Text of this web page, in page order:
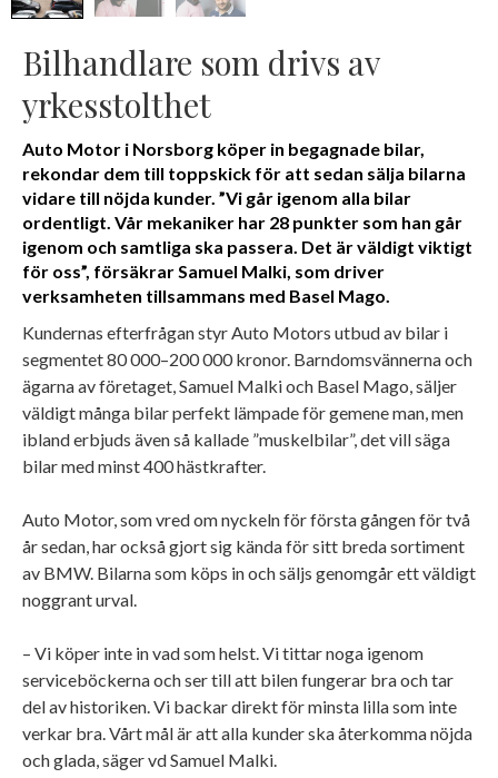
Bilhandlare som drivs av
yrkesstolthet
Auto Motor i Norsborg köper in begagnade bilar,
rekondar dem till toppskick för att sedan sälja bilarna
vidare till nöjda kunder. ”Vi går igenom alla bilar
ordentligt. Vår mekaniker har 28 punkter som han går
igenom och samtliga ska passera. Det är väldigt viktigt
för oss”, försäkrar Samuel Malki, som driver
verksamheten tillsammans med Basel Mago.
Kundernas efterfrågan styr Auto Motors utbud av bilar i
segmentet 80 000–200 000 kronor. Barndomsvännerna och
ägarna av företaget, Samuel Malki och Basel Mago, säljer
väldigt många bilar perfekt lämpade för gemene man, men
ibland erbjuds även så kallade ”muskelbilar”, det vill säga
bilar med minst 400 hästkrafter.
Auto Motor, som vred om nyckeln för första gången för två
år sedan, har också gjort sig kända för sitt breda sortiment
av BMW. Bilarna som köps in och säljs genomgår ett väldigt
noggrant urval.
– Vi köper inte in vad som helst. Vi tittar noga igenom
serviceböckerna och ser till att bilen fungerar bra och tar
del av historiken. Vi backar direkt för minsta lilla som inte
verkar bra. Vårt mål är att alla kunder ska återkomma nöjda
och glada, säger vd Samuel Malki.